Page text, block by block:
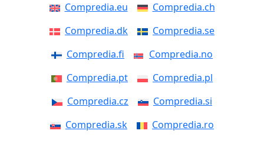
Compredia.eu
Compredia.ch
Compredia.dk
Compredia.se
Compredia.fi
Compredia.no
Compredia.pt
Compredia.pl
Compredia.cz
Compredia.si
Compredia.sk
Compredia.ro